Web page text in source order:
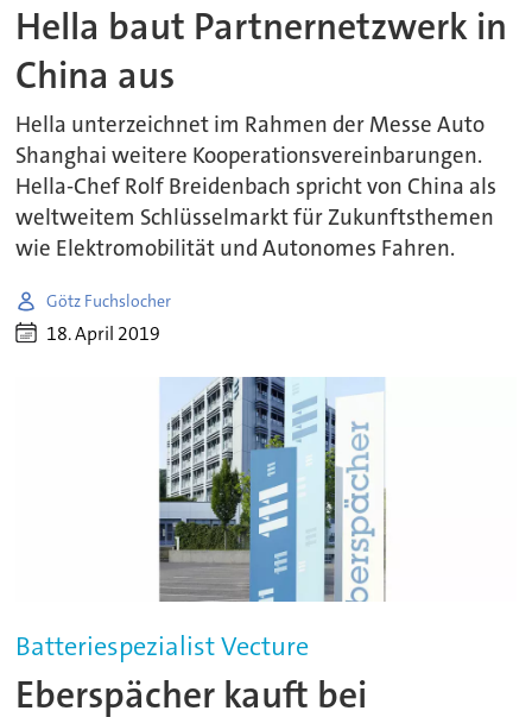
Hella baut Partnernetzwerk in
China aus
Hella unterzeichnet im Rahmen der Messe Auto
Shanghai weitere Kooperationsvereinbarungen.
Hella-Chef Rolf Breidenbach spricht von China als
weltweitem Schlüsselmarkt für Zukunftsthemen
wie Elektromobilität und Autonomes Fahren.
Götz Fuchslocher
18. April 2019
Batteriespezialist Vecture
Eberspächer kauft bei